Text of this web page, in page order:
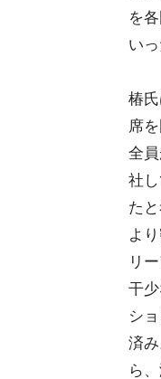
を
い
椿
席
全
社
た
よ
リ
干
シ
済
ら